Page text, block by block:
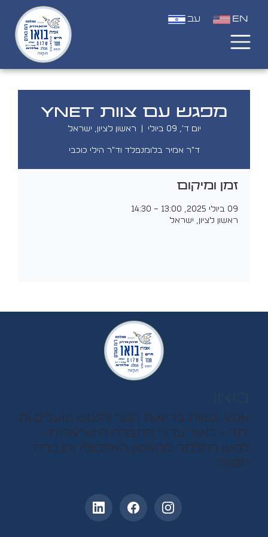
עב EN
מפגש עם צוות YNET
יום ד׳, 09 ביולי ראשון לציון, ישראל
ד"ר אמיר בלומנפלד וד"ר הילי כוכבי
זמן ומיקום
09 ביולי 2025, 13:00 – 14:30
ראשון לציון, ישראל
אנשי ונשות בריאות הגוף והנפש פועלים.ות
יחד - לאור ערכי החברה הישראלית -
למען החלמה מהאסון האינסופי והגברת
תקווה.